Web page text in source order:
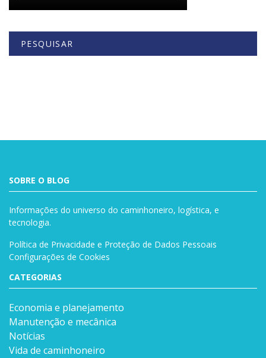
PESQUISAR
SOBRE O BLOG
Informações do universo do caminhoneiro, logística, e
tecnologia.
Política de Privacidade e Proteção de Dados Pessoais
Configurações de Cookies
CATEGORIAS
Economia e planejamento
Manutenção e mecânica
Notícias
Vida de caminhoneiro